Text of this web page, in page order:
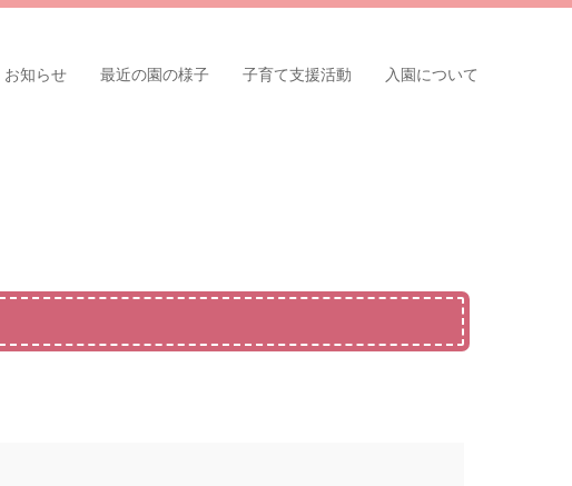
お知らせ 最近の園の様子 子育て支援活動 入園について